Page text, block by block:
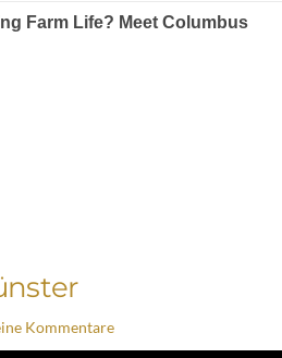
Kommentare